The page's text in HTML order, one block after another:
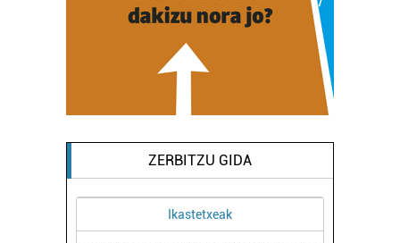
ZERBITZU GIDA
Ikastetxeak